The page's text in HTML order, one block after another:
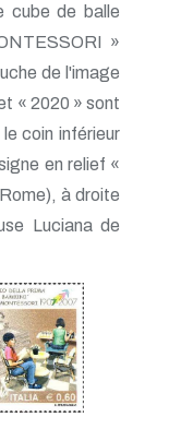
cube de balle
»
de l'image
« 2020 » sont
coin inférieur
en relief «
à droite
Luciana de